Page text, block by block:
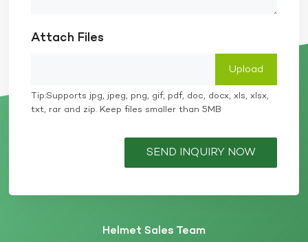
Attach Files
Tip:Supports jpg, jpeg, png, gif, pdf, doc, docx, xls, xlsx,
txt, rar and zip. Keep files smaller than 5MB
SEND INQUIRY NOW
Helmet Sales Team